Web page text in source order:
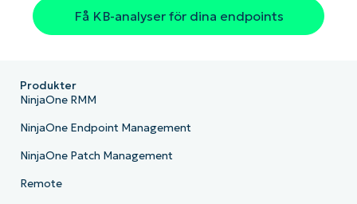
Få KB-analyser för dina endpoints
Produkter
NinjaOne RMM
NinjaOne Endpoint Management
NinjaOne Patch Management
Remote